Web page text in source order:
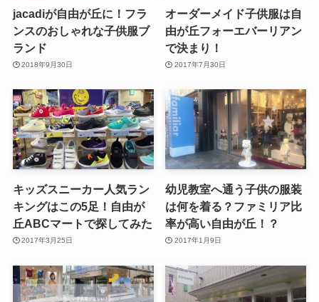
jacadiが自由が丘に！フラ
ンスのおしゃれな子供服ブ
ランド
2018年9月30日
オーダーメイド子供服は自
由が丘フォーエバーリアン
で決まり！
2017年7月30日
キッズスニーカー人気ラン
キングはこの5足！自由が
丘ABCマートで探してみた
2017年3月25日
幼児教室へ通う子供の服装
は何を着る？ファミリア比
率が高い自由が丘！？
2017年1月9日